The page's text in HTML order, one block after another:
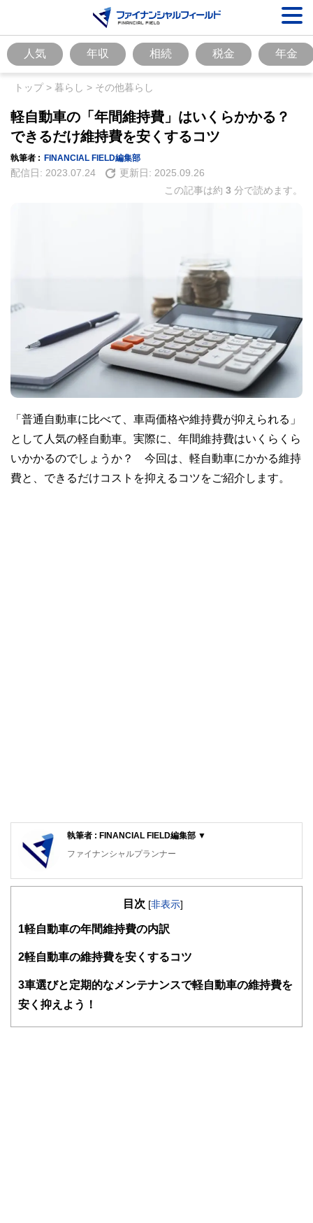
人気 年収 相続 税金 年金
トップ> 暮らし > その他暮らし
軽自動車の「年間維持費」はいくらかかる？
できるだけ維持費を安くするコツ
執筆者 : FINANCIAL FIELD編集部
配信日: 2023.07.24 更新日: 2025.09.26
この記事は約 3 分で読めます。
「普通自動車に比べて、車両価格や維持費が抑えられる」
として人気の軽自動車。実際に、年間維持費はいくらくら
いかかるのでしょうか？ 今回は、軽自動車にかかる維持
費と、できるだけコストを抑えるコツをご紹介します。
執筆者 : FINANCIAL FIELD編集部 ▼
ファイナンシャルプランナー
FinancialField編集部は、金融、経済に関する記事を、日々
知識がない方でも理解できるようわかりやすく発信していま
得者を中心に「お金や暮らし」に関する書籍・雑誌の編集経
験者で構成され、企画立案から記事掲載まですべての工程に
関わることで、読者目線のコンテンツを追求しています。
FinancialFieldの特徴は、ファイナンシャルプランナー、弁
ドバイザー、DCプランナー、公認会計士、社会保険労務
目次 [非表示]
1 軽自動車の年間維持費の内訳
2軽自動車の維持費を安くするコツ
3車選びと定期的なメンテナンスで軽自動車の維持費を
安く抑えよう！